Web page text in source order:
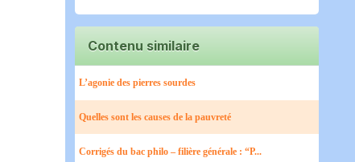
Contenu similaire
L’agonie des pierres sourdes
Quelles sont les causes de la pauvreté
Corrigés du bac philo – filière générale : “P...